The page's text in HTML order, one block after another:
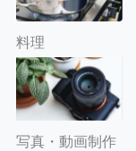
料理
写真・動画制作